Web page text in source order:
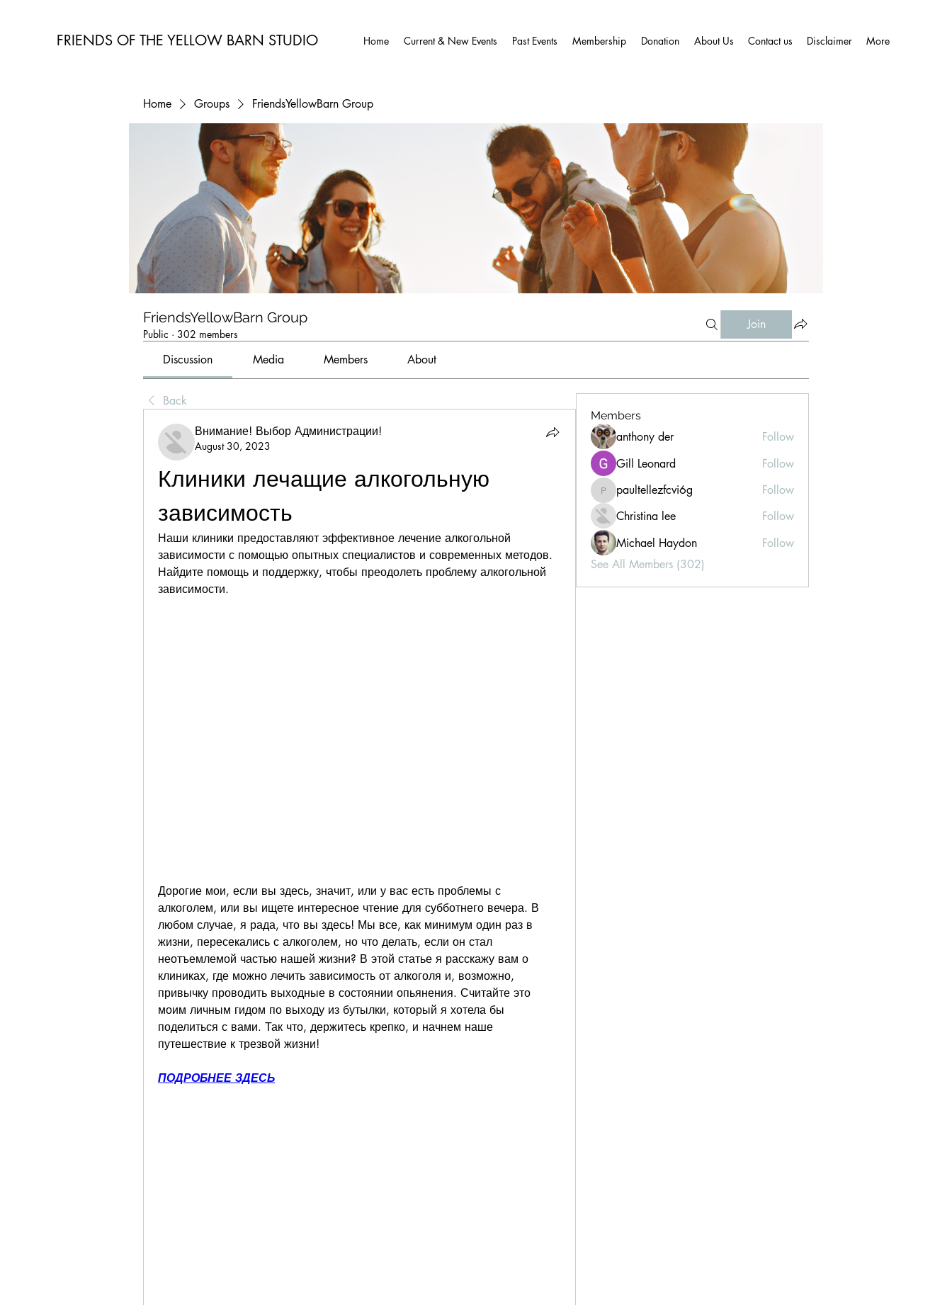
FRIENDS OF THE YELLOW BARN STUDIO Home Current & New Events Past Events Membership Donation About Us Contact us Disclaimer More
Home Groups FriendsYellowBarn Group
FriendsYellowBarn Group
Public · 302 members
Join
Discussion Media Members About
Back
Внимание! Выбор Администрации!
August 30, 2023
Клиники лечащие алкогольную
зависимость
Наши клиники предоставляют эффективное лечение алкогольной
зависимости с помощью опытных специалистов и современных методов.
Найдите помощь и поддержку, чтобы преодолеть проблему алкогольной
зависимости.
Дорогие мои, если вы здесь, значит, или у вас есть проблемы с
алкоголем, или вы ищете интересное чтение для субботнего вечера. В
любом случае, я рада, что вы здесь! Мы все, как минимум один раз в
жизни, пересекались с алкоголем, но что делать, если он стал
неотъемлемой частью нашей жизни? В этой статье я расскажу вам о
клиниках, где можно лечить зависимость от алкоголя и, возможно,
привычку проводить выходные в состоянии опьянения. Считайте это
моим личным гидом по выходу из бутылки, который я хотела бы
поделиться с вами. Так что, держитесь крепко, и начнем наше
путешествие к трезвой жизни!
ПОДРОБНЕЕ ЗДЕСЬ
Members
anthony der
Follow
Gill Leonard
Follow
paultellezfcvi6g
paultellezfcvi6g
Follow
Christina lee
Follow
Michael Haydon
Follow
See All Members (302)